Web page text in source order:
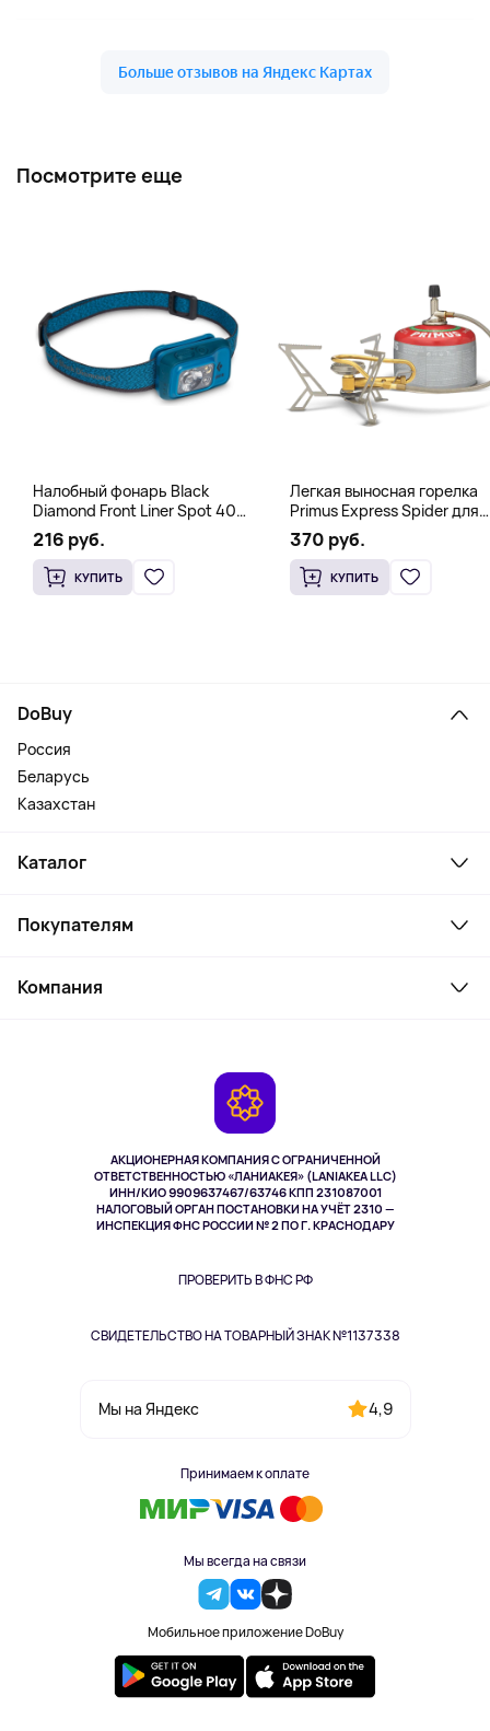
Посмотрите еще
Налобный фонарь Black
Diamond Front Liner Spot 400-
R Azul, синий
216 руб.
КУПИТЬ
Легкая выносная горелка
Primus Express Spider для
быстрого кипячения,
стальной
370 руб.
КУПИТЬ
АКЦИОНЕРНАЯ КОМПАНИЯ С ОГРАНИЧЕННОЙ
ОТВЕТСТВЕННОСТЬЮ «ЛАНИАКЕЯ» (LANIAKEA LLC)
ИНН/КИО 9909637467/63746 КПП 231087001
НАЛОГОВЫЙ ОРГАН ПОСТАНОВКИ НА УЧЁТ 2310 —
ИНСПЕКЦИЯ ФНС РОССИИ № 2 ПО Г. КРАСНОДАРУ
ПРОВЕРИТЬ В ФНС РФ
СВИДЕТЕЛЬСТВО НА ТОВАРНЫЙ ЗНАК №1137338
Мы на Яндекс 4,9
Принимаем к оплате
Мы всегда на связи
Мобильное приложение DoBuy
DoBuy
Россия
Беларусь
Казахстан
Каталог
Ноутбуки, мониторы, VR
Косметика и уход
Здоровье питомцев
Одежда и аксессуары
Покупателям
Как заказать
Компания